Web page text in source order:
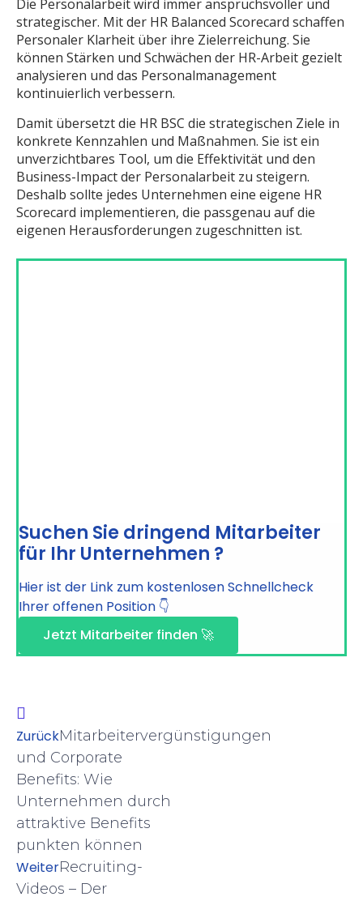
Die Personalarbeit wird immer anspruchsvoller und
strategischer. Mit der HR Balanced Scorecard schaffen
Personaler Klarheit über ihre Zielerreichung. Sie
können Stärken und Schwächen der HR-Arbeit gezielt
analysieren und das Personalmanagement
kontinuierlich verbessern.
Damit übersetzt die HR BSC die strategischen Ziele in
konkrete Kennzahlen und Maßnahmen. Sie ist ein
unverzichtbares Tool, um die Effektivität und den
Business-Impact der Personalarbeit zu steigern.
Deshalb sollte jedes Unternehmen eine eigene HR
Scorecard implementieren, die passgenau auf die
eigenen Herausforderungen zugeschnitten ist.
Suchen Sie dringend Mitarbeiter
für Ihr Unternehmen ?
Hier ist der Link zum kostenlosen Schnellcheck
Ihrer offenen Position 👇
Jetzt Mitarbeiter finden 🚀
ZurückMitarbeitervergünstigungen
und Corporate
Benefits: Wie
Unternehmen durch
attraktive Benefits
punkten können
WeiterRecruiting-
Videos – Der